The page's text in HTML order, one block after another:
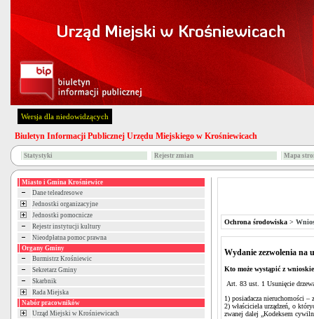
Wersja dla niedowidzących
Biuletyn Informacji Publicznej Urzędu Miejskiego w Krośniewicach
Statystyki Rejestr zmian Mapa
Miasto i Gmina Krośniewice
Dane teleadresowe
Jednostki organizacyjne
Jednostki pomocnicze
Rejestr instytucji kultury
Nieodpłatna pomoc prawna
Organy Gminy
Burmistrz Krośniewic
Sekretarz Gminy
Skarbnik
Rada Miejska
Nabór pracowników
Urząd Miejski w Krośniewicach
Ochrona środowiska >
Wydanie zezwolenia na
Kto może wystąpić z
Art. 83 ust. 1 Usunięcie
1) posiadacza nieruchomości –
2) właściciela urządzeń, o
zwanej dalej „Kodeksem